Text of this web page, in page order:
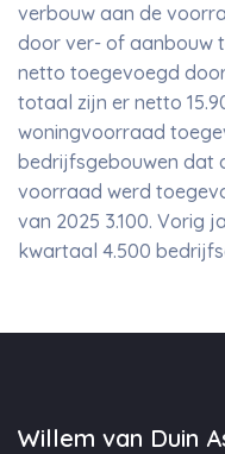
verbouw aan de
door ver- of aanbouw
netto toegevoegd
totaal zijn er netto
woningvoorraad
bedrijfsgebouwen dat
voorraad werd
van 2025 3.100. Vorig
kwartaal 4.500
Willem van Duin